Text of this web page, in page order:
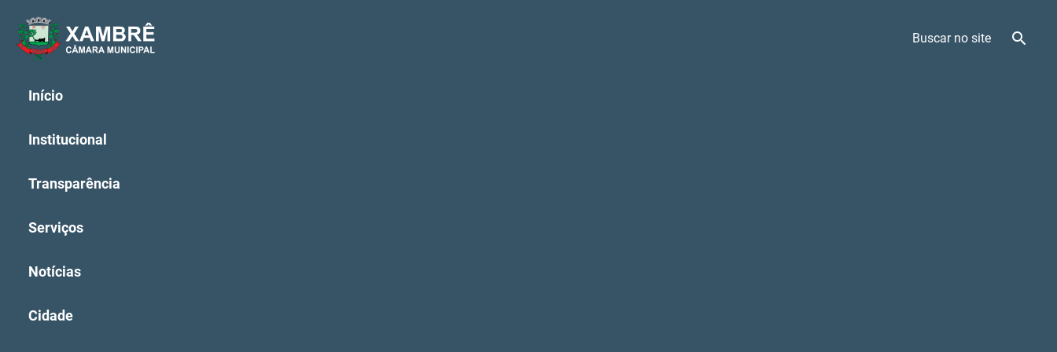
Início
Institucional
Transparência
Serviços
Notícias
Cidade